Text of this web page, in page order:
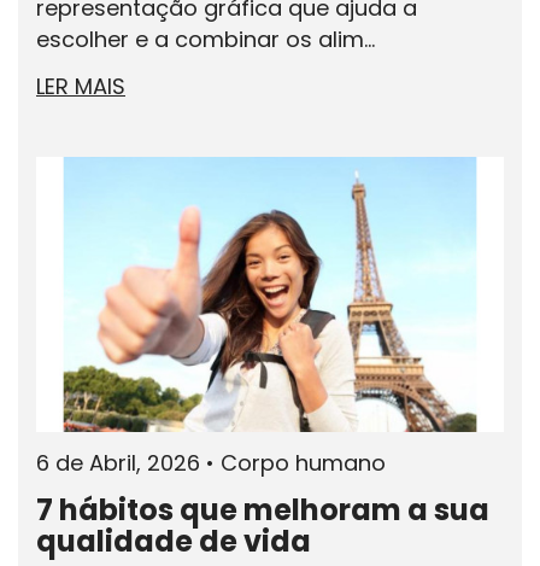
representação gráfica que ajuda a
escolher e a combinar os alim...
LER MAIS
6 de Abril, 2026 • Corpo humano
7 hábitos que melhoram a sua
qualidade de vida